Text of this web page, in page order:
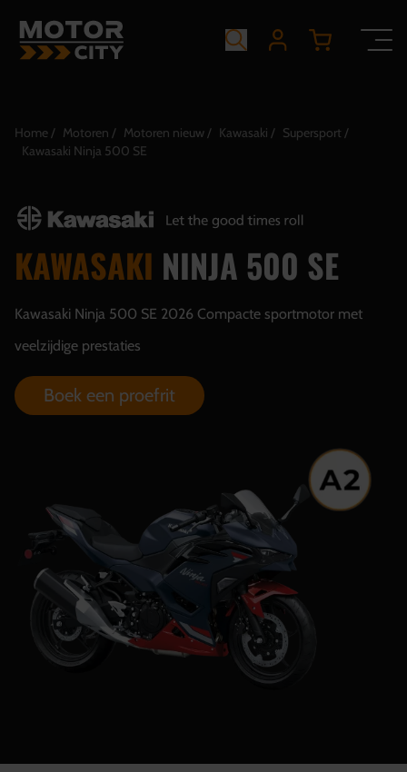
Home Motoren Motoren nieuw Kawasaki
Supersport
Kawasaki Ninja 500 SE
KAWASAKI NINJA 500 SE
Kawasaki Ninja 500 SE 2026 Compacte sportmotor met
veelzijdige prestaties
Boek een proefrit